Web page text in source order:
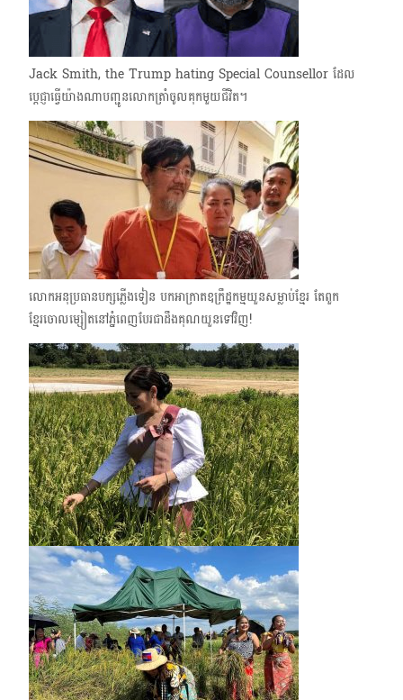
Jack Smith, the Trump hating Special Counsellor ដែល​
ប្ដេជ្ញាធ្វើយ៉ាងណាបញ្ជូនលោកត្រាំចូលគុកមួយជីវិត។
លោកអនុប្រធានបក្សភ្លើងទៀន បកអាក្រាតឧក្រឹដ្ឋកម្មយួនសម្លាប់ខ្មែរ​ តែពួក
ខ្មែរចោលម្សៀតនៅភ្នំពេញបែរជាដឹងគុណយួនទៅវិញ!